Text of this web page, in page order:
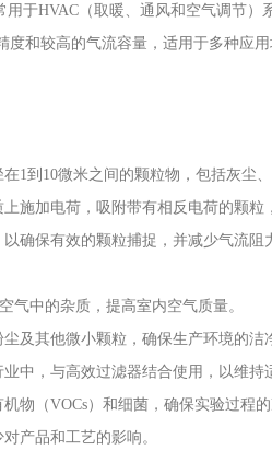
HVAC（取暖、通风和空气调节）
和较高的气流容量，适用于多种应用
10微米之间的颗粒物，包括灰尘、
加电荷，吸附带有相反电荷的颗粒
保有效的颗粒捕捉，并减少气流阻
中的杂质，提高室内空气质量。
其他微小颗粒，确保生产环境的洁
，与高效过滤器结合使用，以维持
（VOCs）和细菌，确保实验过程的
产品和工艺的影响。